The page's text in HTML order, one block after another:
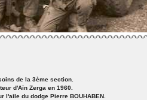
de la 3ème section.
d'Aïn Zerga en 1960.
l'aile du dodge Pierre BOUHABEN.